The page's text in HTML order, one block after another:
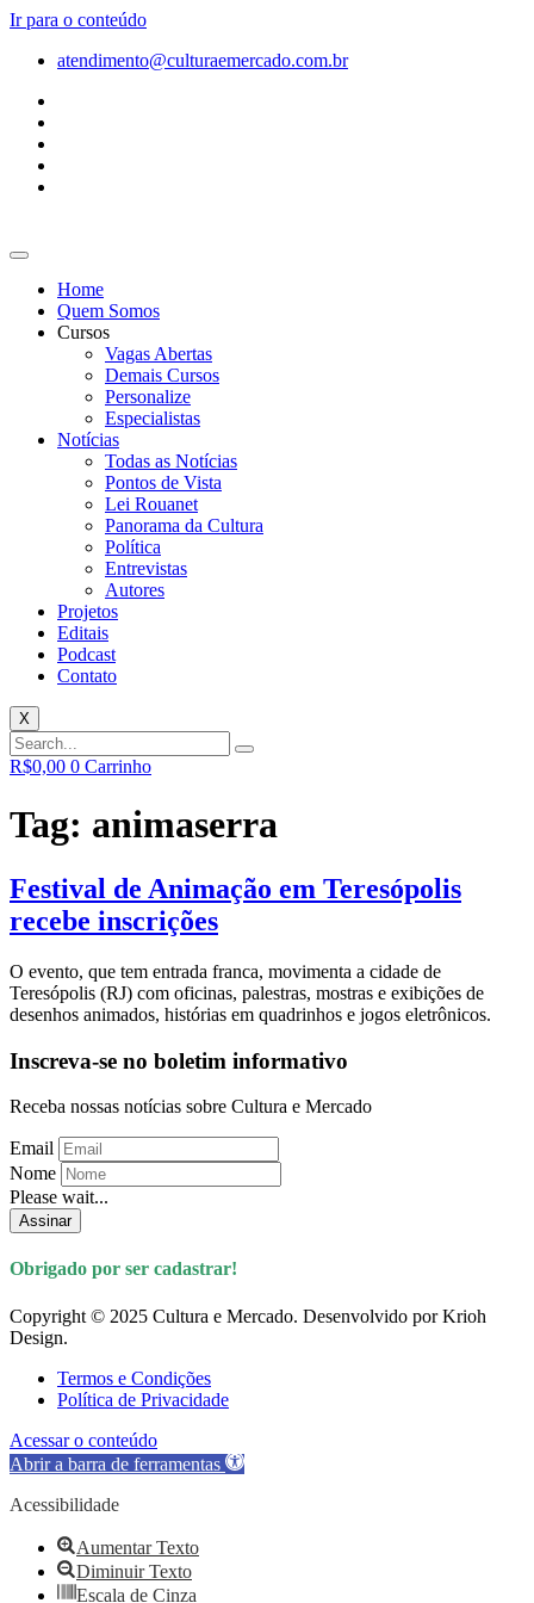
Ir para o conteúdo
atendimento@culturaemercado.com.br
Home
Quem Somos
Cursos
Vagas Abertas
Demais Cursos
Personalize
Especialistas
Notícias
Todas as Notícias
Pontos de Vista
Lei Rouanet
Panorama da Cultura
Política
Entrevistas
Autores
Projetos
Editais
Podcast
Contato
X
R$0,00 0 Carrinho
Tag: animaserra
Festival de Animação em Teresópolis
recebe inscrições
O evento, que tem entrada franca, movimenta a cidade de
Teresópolis (RJ) com oficinas, palestras, mostras e exibições de
desenhos animados, histórias em quadrinhos e jogos eletrônicos.
Inscreva-se no boletim informativo
Receba nossas notícias sobre Cultura e Mercado
Email
Nome
Please wait...
Assinar
Obrigado por ser cadastrar!
Copyright © 2025 Cultura e Mercado. Desenvolvido por Krioh
Design.
Termos e Condições
Política de Privacidade
Acessar o conteúdo
Abrir a barra de ferramentas
Acessibilidade
Aumentar Texto
Diminuir Texto
Escala de Cinza